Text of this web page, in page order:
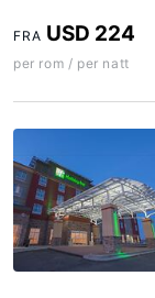
FRA USD 224
per rom / per natt